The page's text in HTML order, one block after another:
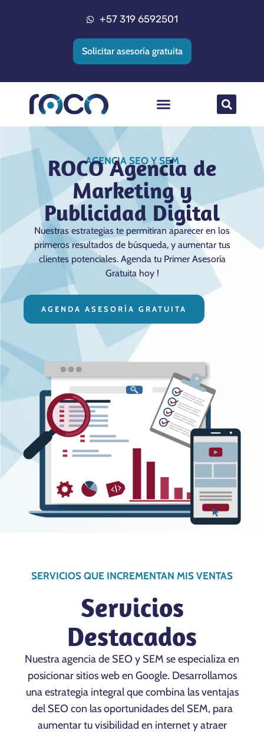
+57 319 6592501
Solicitar asesoría gratuita
AGENCIA SEO Y SEM
ROCO Agencia de
Marketing y
Publicidad Digital
Nuestras estrategias te permitiran aparecer en los
primeros resultados de búsqueda, y aumentar tus
clientes potenciales. Agenda tu Primer Asesoría
Gratuita hoy !
AGENDA ASESORÍA GRATUITA
SERVICIOS QUE INCREMENTAN MIS VENTAS
Servicios
Destacados
Nuestra agencia de SEO y SEM se especializa en
posicionar sitios web en Google. Desarrollamos
una estrategia integral que combina las ventajas
del SEO con las oportunidades del SEM, para
aumentar tu visibilidad en internet y atraer